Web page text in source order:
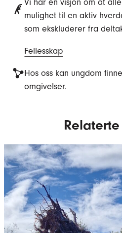
Vi har en visjon om at
mulighet til en aktiv
som ekskluderer fra
Fellesskap
Hos oss kan ungdom
omgivelser.